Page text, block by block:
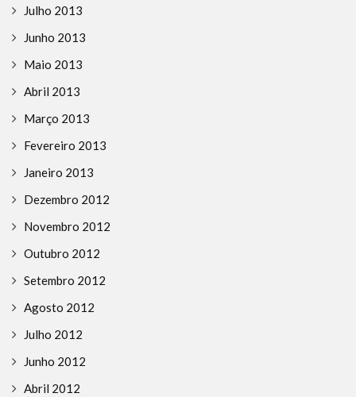
Julho 2013
Junho 2013
Maio 2013
Abril 2013
Março 2013
Fevereiro 2013
Janeiro 2013
Dezembro 2012
Novembro 2012
Outubro 2012
Setembro 2012
Agosto 2012
Julho 2012
Junho 2012
Abril 2012